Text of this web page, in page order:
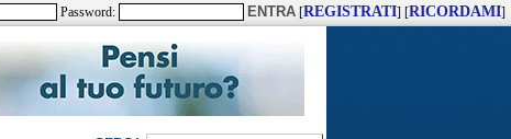
Password: [REGISTRATI] [RICORDAMI]